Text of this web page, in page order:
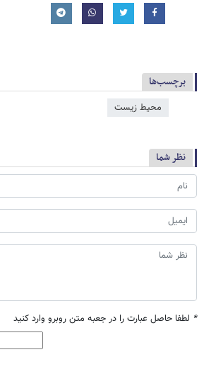
برچسب‌ها
محیط زیست
نظر شما
* لطفا حاصل عبارت را در جعبه متن روبرو وارد کنید